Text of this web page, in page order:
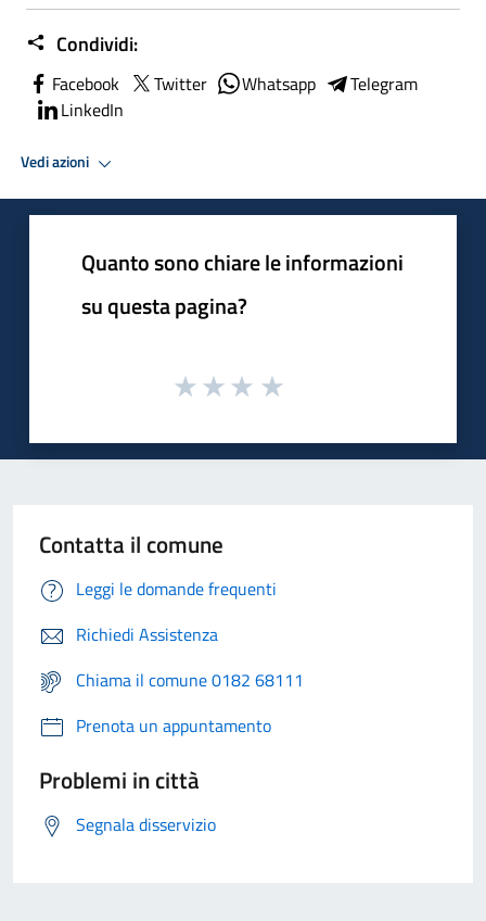
Condividi:
Facebook Twitter Whatsapp
Telegram
LinkedIn
Vedi azioni
Quanto sono chiare le informazioni
su questa pagina?
Contatta il comune
Leggi le domande frequenti
Richiedi Assistenza
Chiama il comune 0182 68111
Prenota un appuntamento
Problemi in città
Segnala disservizio